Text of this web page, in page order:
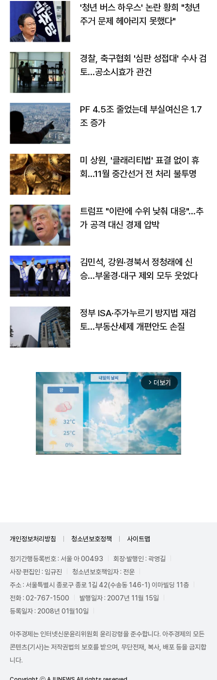
'청년 버스 하우스' 논란 황희 "청년
주거 문제 헤아리지 못했다"
경찰, 축구협회 '심판 성접대' 수사 검
토…공소시효가 관건
PF 4.5조 줄었는데 부실여신은 1.7
조 증가
미 상원, '클래리티법' 표결 없이 휴
회…11월 중간선거 전 처리 불투명
트럼프 "이란에 수위 낮춰 대응"…추
가 공격 대신 경제 압박
김민석, 강원·경북서 정청래에 신
승…부울경·대구 제외 모두 웃었다
정부 ISA·주가누르기 방지법 재검
토…부동산세제 개편안도 손질
arrow_forward_ios 더보기
개인정보처리방침 청소년보호정책 사이트맵
정기간행등록번호 : 서울 아 00493
회장·발행인 : 곽영길
사장·편집인 : 임규진
청소년보호책임자 : 전운
주소 : 서울특별시 종로구 종로 1길 42(수송동 146-1) 이마빌딩 11층
전화 : 02-767-1500
발행일자 : 2007년 11월 15일
등록일자 : 2008년 01월10일
아주경제는 인터넷신문윤리위원회 윤리강령을 준수합니다. 아주경제의 모든
콘텐츠(기사)는 저작권법의 보호를 받으며, 무단전재, 복사, 배포 등을 금지합
니다.